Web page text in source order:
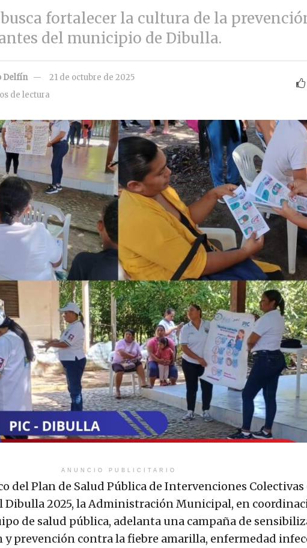
fortalecer la cultura de la
del municipio de Dibulla.
Delfín
21 de octubre de 2025
de lectura
ANUNCIO PUBLICITARIO
del Plan de Salud Pública de Intervenciones Colectivas
2025, la Administración Municipal, en
de salud pública, adelanta una campaña de
y prevención contra la fiebre amarilla, enfermedad